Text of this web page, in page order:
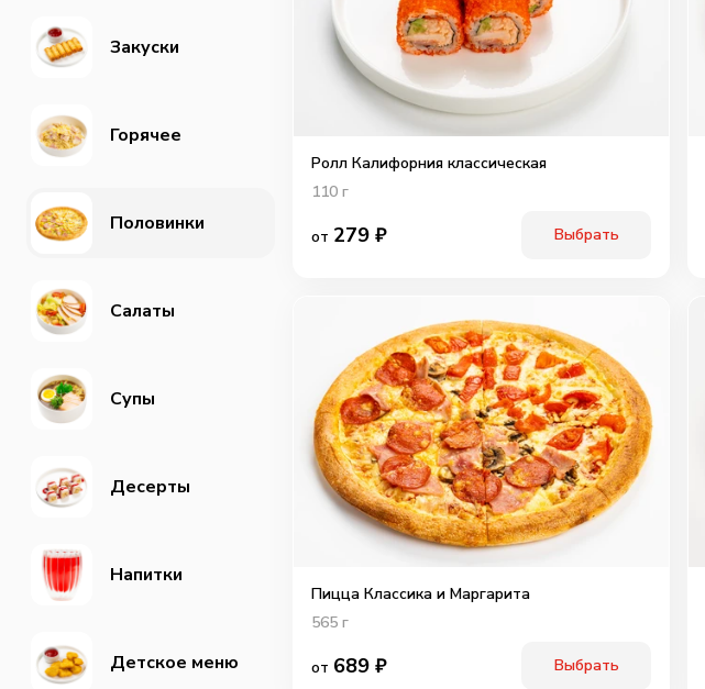
Закуски
Горячее
Половинки
Салаты
Супы
Десерты
Напитки
Детское меню
Ролл Калифорния классическая
110 г
от 279 ₽ Выбрать
Пицца Классика и Маргарита
565 г
от 689 ₽ Выбрать